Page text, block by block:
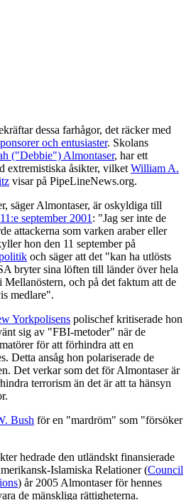
dessa farhågor, det räcker med
och entusiaster. Skolans
("Debbie") Almontaser, har ett
extremistiska åsikter, vilket William A.
visar på PipeLineNews.org.
säger Almontaser, är oskyldiga till
11:e september 2001 : "Jag ser inte de
attackerna som varken araber eller
hon den 11 september på
och säger att det "kan ha utlösts
bryter sina löften till länder över hela
Mellanöstern, och på det faktum att de
medlare".
Yorkpolisens polischef kritiserade hon
sig av "FBI-metoder" när de
för att förhindra att en
Detta ansåg hon polariserade de
Det verkar som det för Almontaser är
terrorism än det är att ta hänsyn
Bush för en "mardröm" som "försöker
hedrade den utländskt finansierade
Islamiska Relationer (Council
) år 2005 Almontaser för hennes
de mänskliga rättigheterna.